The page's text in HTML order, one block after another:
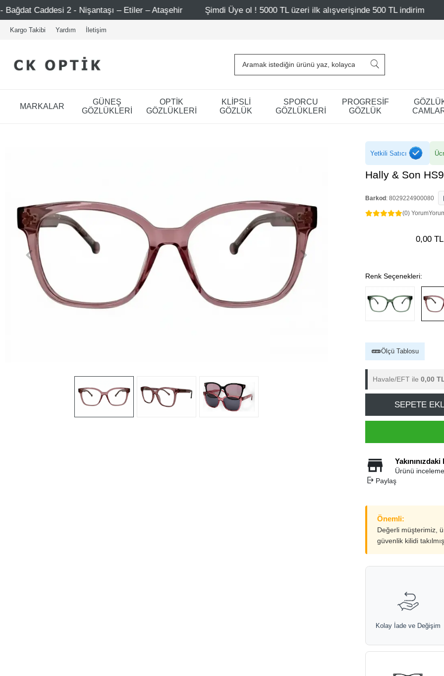
– Etiler – Ataşehir Şimdi Üye ol ! 5000 TL üzeri ilk alışverişinde 500 TL indirim Mağazalarımız –
Kargo Takibi Yardım İletişim
MARKALAR
GÜNEŞ
GÖZLÜKLERİ
OPTİK
GÖZLÜKLERİ
KLİPSLİ
GÖZLÜK
SPORCU
GÖZLÜKLERİ
PROGRESİF
GÖZLÜK
Yetkili Satıcı
Hally & Son
Barkod : 8029224900080
(0) Yorum
0,00 TL
Renk Seçenekleri:
Ölçü Tablosu
Havale/EFT ile 0,00
SEPETE
Ürünü
Paylaş
Önemli:
Değerli müşterimiz,
güvenlik kilidi
Kolay İade ve Değişim